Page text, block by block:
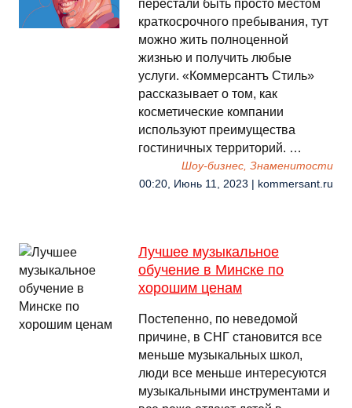
перестали быть просто местом
краткосрочного пребывания, тут
можно жить полноценной
жизнью и получить любые
услуги. «Коммерсантъ Стиль»
рассказывает о том, как
косметические компании
используют преимущества
гостиничных территорий. …
Шоу-бизнес, Знаменитости
00:20, Июнь 11, 2023 | kommersant.ru
Лучшее музыкальное
обучение в Минске по
хорошим ценам
Постепенно, по неведомой
причине, в СНГ становится все
меньше музыкальных школ,
люди все меньше интересуются
музыкальными инструментами и